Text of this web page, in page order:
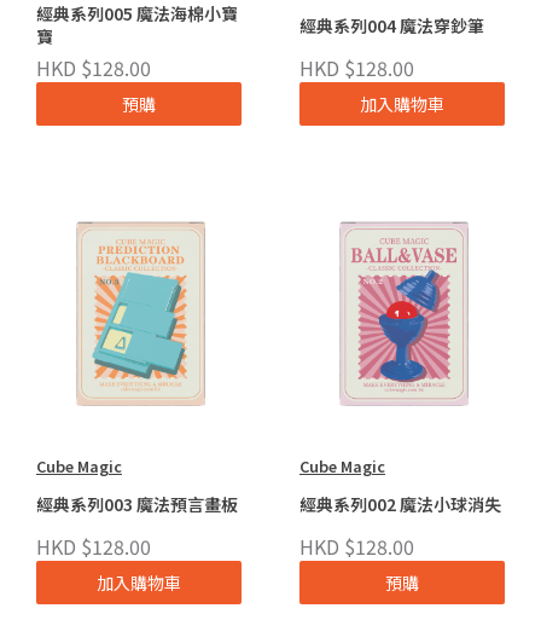
經典系列005 魔法海棉小寶
寶
HKD $128.00
預購
經典系列004 魔法穿鈔筆
HKD $128.00
加入購物車
Cube Magic
經典系列003 魔法預言畫板
HKD $128.00
加入購物車
Cube Magic
經典系列002 魔法小球消失
HKD $128.00
預購